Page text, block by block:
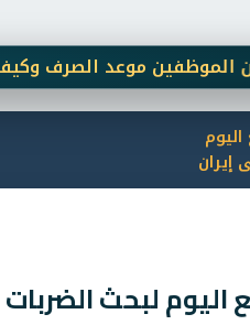
إيران
لبحث الضربات